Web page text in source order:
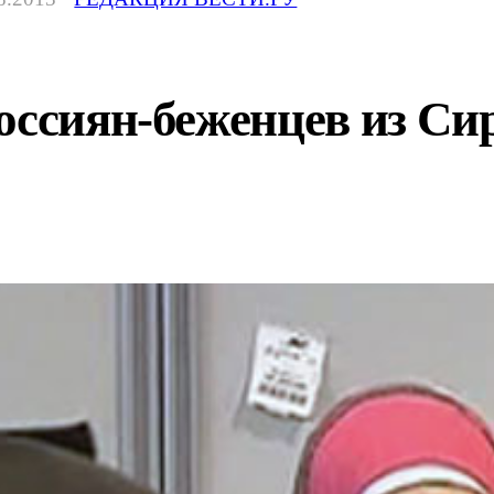
беженцев из